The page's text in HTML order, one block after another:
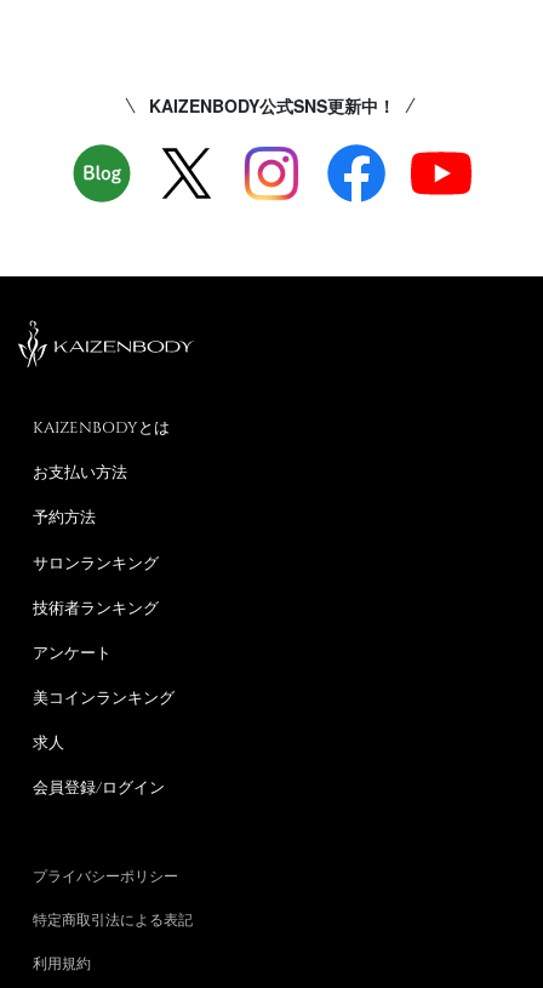
KAIZENBODY公式SNS更新中！
KAIZENBODYとは
お支払い方法
予約方法
サロンランキング
技術者ランキング
アンケート
美コインランキング
求人
会員登録/ログイン
プライバシーポリシー
特定商取引法による表記
利用規約